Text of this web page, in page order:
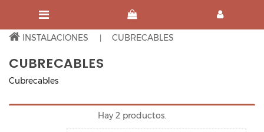
INSTALACIONES CUBRECABLES
CUBRECABLES
Cubrecables
Hay 2 productos.